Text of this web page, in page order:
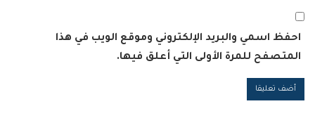
احفظ اسمي والبريد الإلكتروني وموقع الويب في هذا
المتصفح للمرة الأولى التي أعلق فيها.